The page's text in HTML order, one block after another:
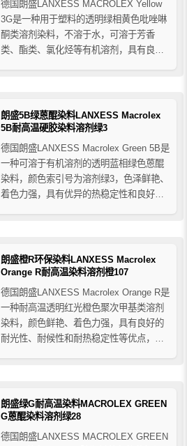
德国朗盛LANXESS MACROLEX Yellow
3G是一种用于塑料的透明绿相黄色吡唑啉
酮类溶剂染料，不溶于水，可溶于芳香
类、酯类、氯化烃等有机溶剂，具有良好
出色的流动性，能确保计量精确，色彩形
成一致...
朗盛5B绿蒽醌染料LANXESS Macrolex
5B耐高温硬胶染料溶剂绿3
德国朗盛LANXESS Macrolex Green 5B是
一种可溶于有机溶剂的透明蓝相绿色蒽醌
染料，颜色索引号为溶剂绿3，色泽鲜艳、
着色力强，具有优异的热稳定性和良好的
电器、车灯、包装材料、聚酯纤维等各种
塑料...
朗盛橙R环保染料LANXESS Macrolex
Orange R耐高温染料溶剂橙107
德国朗盛LANXESS Macrolex Orange R是
一种耐高温透明红光橙色聚次甲基类溶剂
染料，颜色鲜艳、着色力强，具有良好的
耐光性、耐候性和耐热稳定性等优点，朗
在内的机构的核准，可用于食品包装和
食...
朗盛绿G耐高温染料MACROLEX GREEN
G蒽醌染料溶剂绿28
德国朗盛LANXESS MACROLEX GREEN